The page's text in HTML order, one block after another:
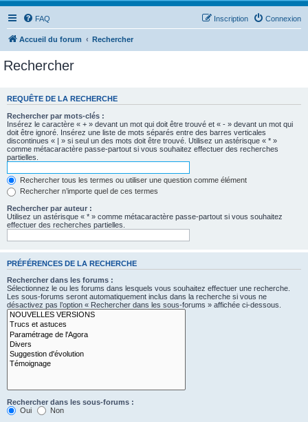
FAQ Connexion
Inscription
Accueil du forum Rechercher
Rechercher
REQUÊTE DE LA RECHERCHE
Rechercher par mots-clés :
Insérez le caractère « + » devant un mot qui doit être trouvé et « - » devant un mot qui
doit être ignoré. Insérez une liste de mots séparés entre des barres verticales
discontinues « | » si seul un des mots doit être trouvé. Utilisez un astérisque « * »
comme métacaractère passe-partout si vous souhaitez effectuer des recherches
partielles.
Rechercher tous les termes ou utiliser une question comme élément
Rechercher n’importe quel de ces termes
Rechercher par auteur :
Utilisez un astérisque « * » comme métacaractère passe-partout si vous souhaitez
effectuer des recherches partielles.
PRÉFÉRENCES DE LA RECHERCHE
Rechercher dans les forums :
Sélectionnez le ou les forums dans lesquels vous souhaitez effectuer une recherche.
Les sous-forums seront automatiquement inclus dans la recherche si vous ne
désactivez pas l’option « Rechercher dans les sous-forums » affichée ci-dessous.
Rechercher dans les sous-forums :
Oui
Non